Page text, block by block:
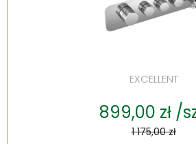
EXCELLENT
899,00 zł /
1 175,00 zł